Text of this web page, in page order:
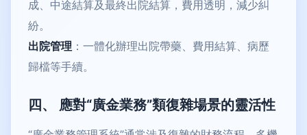
成、中途結算及最終出院結算，費用透明，減少糾
紛。
出院管理 ：一體化辦理出院帶藥、費用結算、病歷
歸檔等手續。
四、 應對“廣金業務”類復雜場景的靈活性